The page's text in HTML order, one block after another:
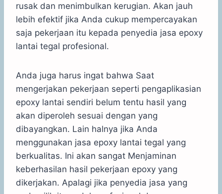
rusak dan menimbulkan kerugian. Akan jauh
lebih efektif jika Anda cukup mempercayakan
saja pekerjaan itu kepada penyedia jasa epoxy
lantai tegal profesional.
Anda juga harus ingat bahwa Saat
mengerjakan pekerjaan seperti pengaplikasian
epoxy lantai sendiri belum tentu hasil yang
akan diperoleh sesuai dengan yang
dibayangkan. Lain halnya jika Anda
menggunakan jasa epoxy lantai tegal yang
berkualitas. Ini akan sangat Menjaminan
keberhasilan hasil pekerjaan epoxy yang
dikerjakan. Apalagi jika penyedia jasa yang